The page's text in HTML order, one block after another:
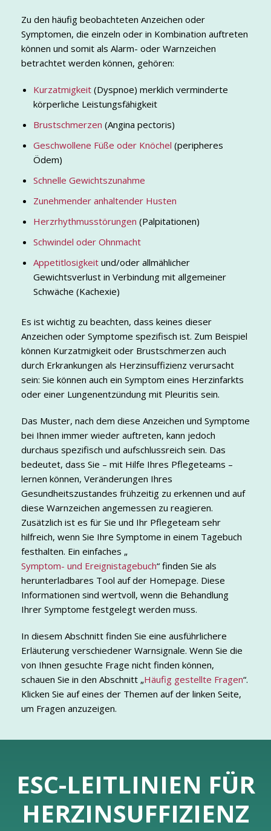
Zu den häufig beobachteten Anzeichen oder
Symptomen, die einzeln oder in Kombination auftreten
können und somit als Alarm- oder Warnzeichen
betrachtet werden können, gehören:
Kurzatmigkeit (Dyspnoe) merklich verminderte
körperliche Leistungsfähigkeit
Brustschmerzen (Angina pectoris)
Geschwollene Füße oder Knöchel (peripheres
Ödem)
Schnelle Gewichtszunahme
Zunehmender anhaltender Husten
Herzrhythmusstörungen (Palpitationen)
Schwindel oder Ohnmacht
Appetitlosigkeit und/oder allmählicher
Gewichtsverlust in Verbindung mit allgemeiner
Schwäche (Kachexie)
Es ist wichtig zu beachten, dass keines dieser
Anzeichen oder Symptome spezifisch ist. Zum Beispiel
können Kurzatmigkeit oder Brustschmerzen auch
durch Erkrankungen als Herzinsuffizienz verursacht
sein: Sie können auch ein Symptom eines Herzinfarkts
oder einer Lungenentzündung mit Pleuritis sein.
Das Muster, nach dem diese Anzeichen und Symptome
bei Ihnen immer wieder auftreten, kann jedoch
durchaus spezifisch und aufschlussreich sein. Das
bedeutet, dass Sie – mit Hilfe Ihres Pflegeteams –
lernen können, Veränderungen Ihres
Gesundheitszustandes frühzeitig zu erkennen und auf
diese Warnzeichen angemessen zu reagieren.
Zusätzlich ist es für Sie und Ihr Pflegeteam sehr
hilfreich, wenn Sie Ihre Symptome in einem Tagebuch
festhalten. Ein einfaches „
Symptom- und Ereignistagebuch“ finden Sie als
herunterladbares Tool auf der Homepage. Diese
Informationen sind wertvoll, wenn die Behandlung
Ihrer Symptome festgelegt werden muss.
In diesem Abschnitt finden Sie eine ausführlichere
Erläuterung verschiedener Warnsignale. Wenn Sie die
von Ihnen gesuchte Frage nicht finden können,
schauen Sie in den Abschnitt „Häufig gestellte Fragen“.
Klicken Sie auf eines der Themen auf der linken Seite,
um Fragen anzuzeigen.
ESC-LEITLINIEN FÜR
HERZINSUFFIZIENZ